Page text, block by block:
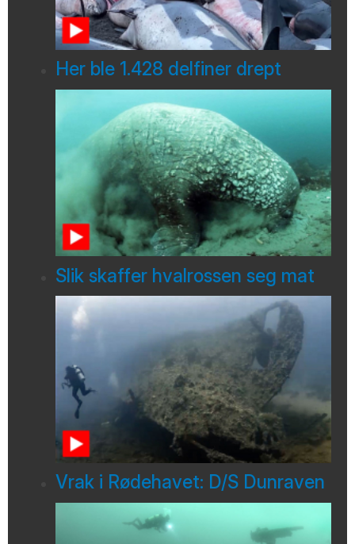
Her ble 1.428 delfiner drept
Slik skaffer hvalrossen seg mat
Vrak i Rødehavet: D/S Dunraven